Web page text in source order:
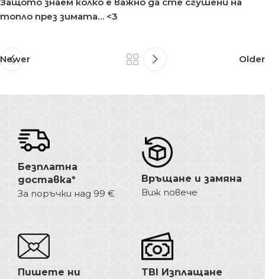
топло през зимата… <3
Newer Older
Безплатна
доставка*
За поръчки над 99 €
Връщане и замяна
Виж повече
Пишете ни
TBI Изплащане